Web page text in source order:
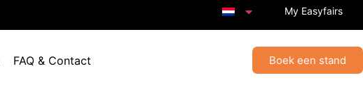
My Easyfairs
FAQ & Contact Boek een stand